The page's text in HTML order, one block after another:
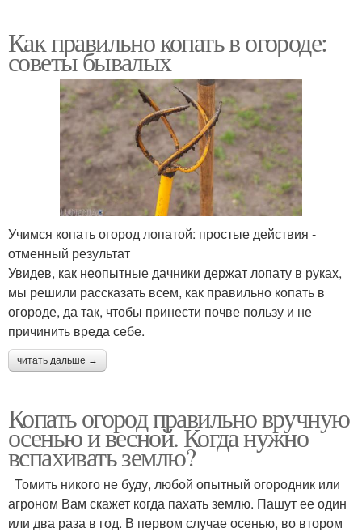
Как правильно копать в огороде:
советы бывалых
Учимся копать огород лопатой: простые действия -
отменный результат
Увидев, как неопытные дачники держат лопату в руках,
мы решили рассказать всем, как правильно копать в
огороде, да так, чтобы принести почве пользу и не
причинить вреда себе.
читать дальше →
Копать огород правильно вручную
осенью и весной. Когда нужно
вспахивать землю?
Томить никого не буду, любой опытный огородник или
агроном Вам скажет когда пахать землю. Пашут ее один
или два раза в год. В первом случае осенью, во втором